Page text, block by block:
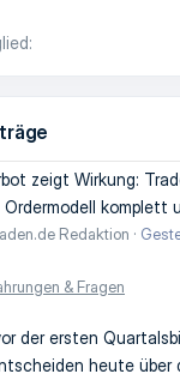
zeigt Wirkung:
komplett
Redaktion
& Fragen
der ersten
heute über